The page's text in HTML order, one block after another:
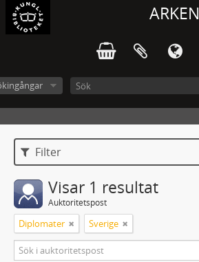
ARKEN
Filter
Visar 1 resultat
Auktoritetspost
Diplomater Sverige